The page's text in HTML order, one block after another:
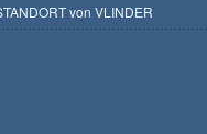
von VLINDER